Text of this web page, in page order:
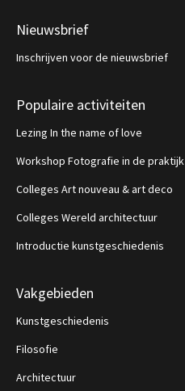
Nieuwsbrief
Inschrijven voor de nieuwsbrief
Populaire activiteiten
Lezing In the name of love
Workshop Fotografie in de praktijk
Colleges Art nouveau & art deco
Colleges Wereld architectuur
Introductie kunstgeschiedenis
Vakgebieden
Kunstgeschiedenis
Filosofie
Architectuur